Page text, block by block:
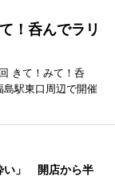
！呑んでラリ
きて！みて！呑
島駅東口周辺で開催
い」 開店から半